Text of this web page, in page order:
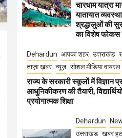
चारधाम यात्रा
यातायात
श्रद्धालुओं की
का विशेष फोकस
Dehardun आपका शहर उत्तराखंड
ताज़ा ख़बर न्यूज़ सोशल मीडिया वायरल
राज्य के सरकारी स्कूलों में विज्ञान
आधुनिकीकरण की तैयारी,
प्रयोगात्मक शिक्षा
Dehardun
उत्तराखंड खबर